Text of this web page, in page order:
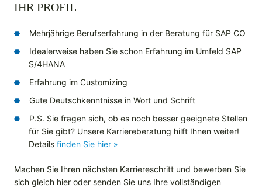
IHR PROFIL
Mehrjährige Berufserfahrung in der Beratung für SAP CO
Idealerweise haben Sie schon Erfahrung im Umfeld SAP
S/4HANA
Erfahrung im Customizing
Gute Deutschkenntnisse in Wort und Schrift
P.S. Sie fragen sich, ob es noch besser geeignete Stellen
für Sie gibt? Unsere Karriereberatung hilft Ihnen weiter!
Details finden Sie hier »
Machen Sie Ihren nächsten Karriereschritt und bewerben Sie
sich gleich hier oder senden Sie uns Ihre vollständigen